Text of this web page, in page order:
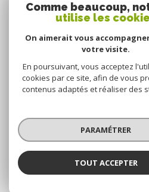
Mr RUSINGER
Mentions légales
Admin
Nos honoraires
Cookies
© 2026 | Tous droits réservés
Comme beaucoup,
utilise les
On aimerait vous
votre visite.
En poursuivant, vous acceptez
cookies par ce site, afin de vous
contenus adaptés et réaliser des
PARAMÉTRER
TOUT ACCEPTER